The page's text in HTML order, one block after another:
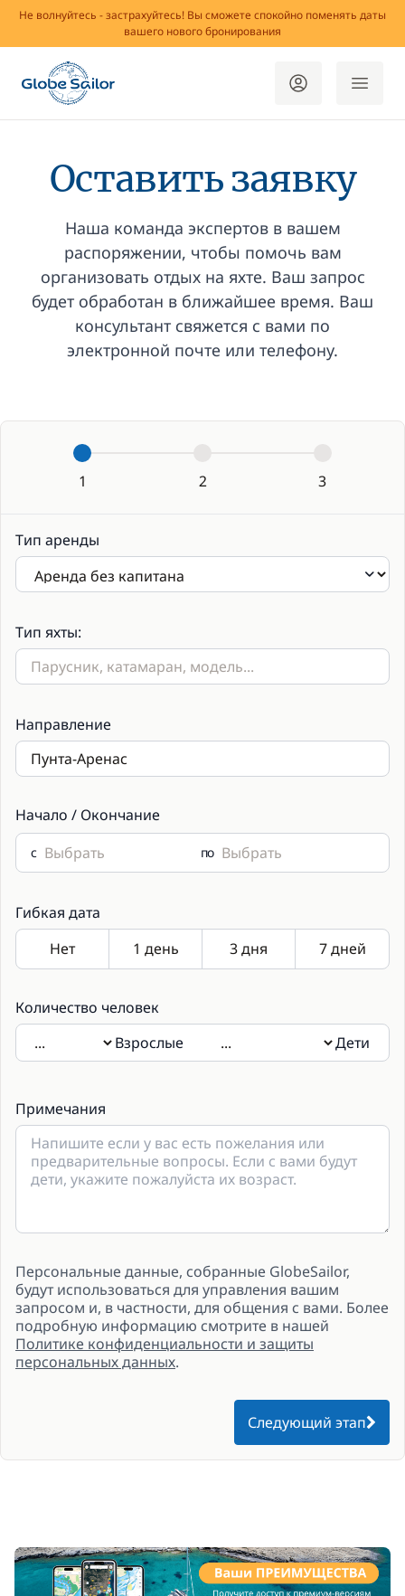
Не волнуйтесь - застрахуйтесь! Вы сможете спокойно поменять даты
вашего нового бронирования
Оставить заявку
Наша команда экспертов в вашем
распоряжении, чтобы помочь вам
организовать отдых на яхте. Ваш запрос
будет обработан в ближайшее время. Ваш
консультант свяжется с вами по
электронной почте или телефону.
1 2 3
Тип аренды
Тип яхты:
Направление
Начало / Окончание
с по
Гибкая дата
Количество человек
Взрослые
Дети
Примечания
Персональные данные, собранные GlobeSailor,
будут использоваться для управления вашим
запросом и, в частности, для общения с вами. Более
подробную информацию смотрите в нашей
Политике конфиденциальности и защиты
персональных данных.
Следующий этап